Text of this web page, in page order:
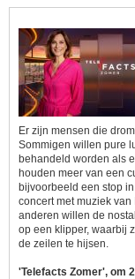
Er zijn mensen die
Sommigen willen pure
behandeld worden als
houden meer van een
bijvoorbeeld een stop
concert met muziek van
anderen willen de
op een klipper, waarbij
de zeilen te hijsen.
'Telefacts Zomer', om